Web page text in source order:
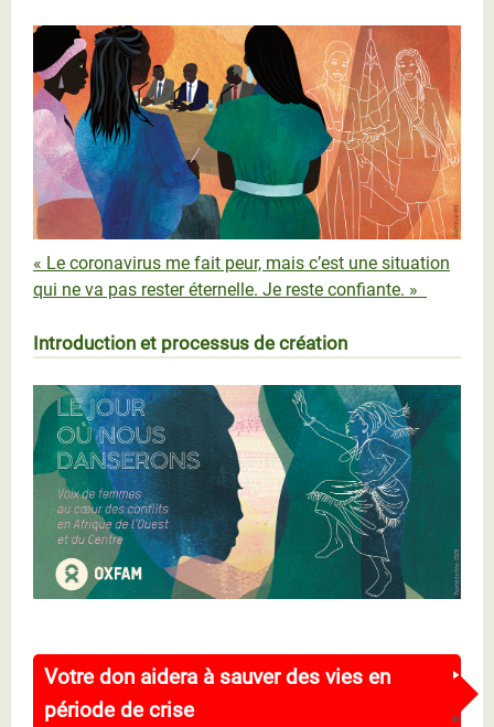
ROSALIE_Scr.jpg
« Le coronavirus me fait peur, mais c’est une situation
qui ne va pas rester éternelle. Je reste confiante. »
Introduction et processus de création
Cover_Fran_Scr.jpg
Votre don aidera à sauver des vies en
période de crise